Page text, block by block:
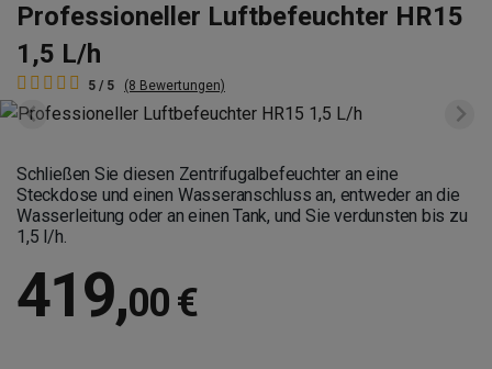
Professioneller Luftbefeuchter HR15
1,5 L/h
5 / 5 (8 Bewertungen)
Schließen Sie diesen Zentrifugalbefeuchter an eine
Steckdose und einen Wasseranschluss an, entweder an die
Wasserleitung oder an einen Tank, und Sie verdunsten bis zu
1,5 l/h.
419,00 €